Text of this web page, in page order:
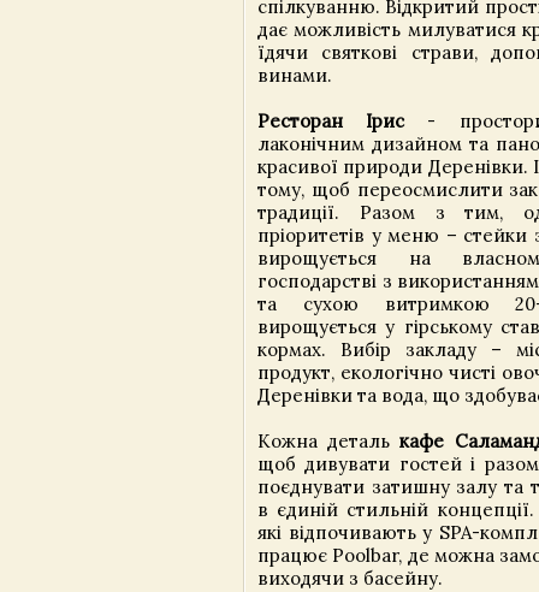
спілкуванню. Відкритий
дає можливість милуватися
їдячи святкові страви,
винами.
Ресторан Ірис-
лаконічним дизайном та
красивої природи Деренівки.
тому, щоб переосмислити
традиції. Разом з тим,
пріоритетів у меню –
вирощується на
господарстві з
та сухою витримкою
вирощується у гірському
кормах. Вибір закладу –
продукт, екологічно чисті
Деренівки та вода, що
Кожна деталькафе
щоб дивувати гостей і
поєднувати затишну залу та
в єдиній стильній
які відпочивають у SPA-
працює Poolbar, де можна
виходячи з басейну.